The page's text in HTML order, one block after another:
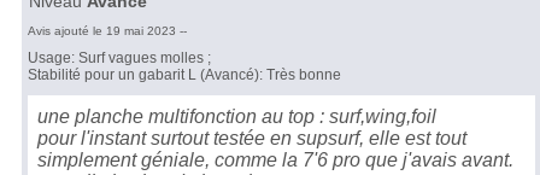
Avis ajouté le 19 mai 2023 --
Usage: Surf vagues molles ;
Stabilité pour un gabarit L (Avancé): Très bonne
une planche multifonction au top : surf,wing,foil
pour l'instant surtout testée en supsurf, elle est tout
simplement géniale, comme la 7'6 pro que j'avais avant.